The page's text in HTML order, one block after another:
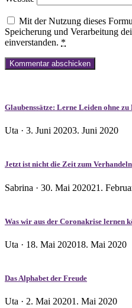
Mit der Nutzung dieses
Speicherung und Verarbeitung
einverstanden. *
Glaubenssätze: Lerne Leiden ohne zu
Uta · Veröffentlicht
3. Juni 20203. Juni 2020
Jetzt ist nicht die Zeit zum Verhandeln
Sabrina · Veröffentlicht
30. Mai 202021.
Was wir aus der Coronakrise lernen
Uta · Veröffentlicht
18. Mai 202018. Mai 2020
Das Alphabet der Freude
Uta · Veröffentlicht
2. Mai 20201. Mai 2020